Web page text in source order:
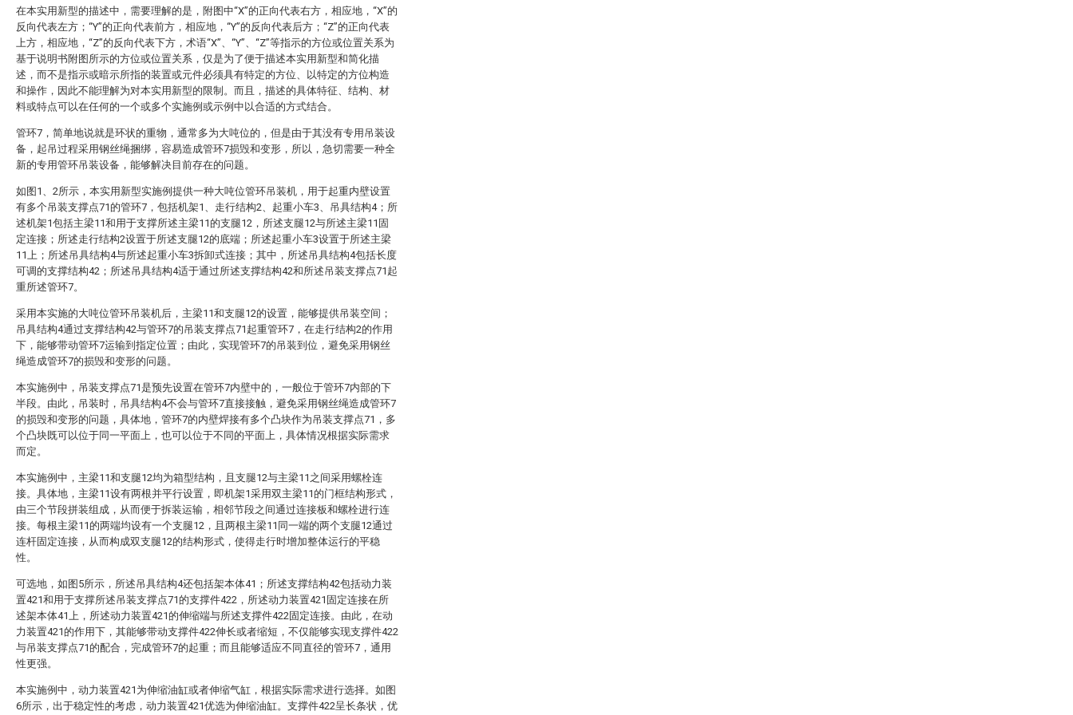
在本实用新型的描述中，需要理解的是，附图中“X”的正向代表右方，相应地，“X”的
反向代表左方；“Y”的正向代表前方，相应地，“Y”的反向代表后方；“Z”的正向代表
上方，相应地，“Z”的反向代表下方，术语“X”、“Y”、“Z”等指示的方位或位置关系为
基于说明书附图所示的方位或位置关系，仅是为了便于描述本实用新型和简化描
述，而不是指示或暗示所指的装置或元件必须具有特定的方位、以特定的方位构造
和操作，因此不能理解为对本实用新型的限制。而且，描述的具体特征、结构、材
料或特点可以在任何的一个或多个实施例或示例中以合适的方式结合。
管环7，简单地说就是环状的重物，通常多为大吨位的，但是由于其没有专用吊装设
备，起吊过程采用钢丝绳捆绑，容易造成管环7损毁和变形，所以，急切需要一种全
新的专用管环吊装设备，能够解决目前存在的问题。
如图1、2所示，本实用新型实施例提供一种大吨位管环吊装机，用于起重内壁设置
有多个吊装支撑点71的管环7，包括机架1、走行结构2、起重小车3、吊具结构4；所
述机架1包括主梁11和用于支撑所述主梁11的支腿12，所述支腿12与所述主梁11固
定连接；所述走行结构2设置于所述支腿12的底端；所述起重小车3设置于所述主梁
11上；所述吊具结构4与所述起重小车3拆卸式连接；其中，所述吊具结构4包括长度
可调的支撑结构42；所述吊具结构4适于通过所述支撑结构42和所述吊装支撑点71起
重所述管环7。
采用本实施的大吨位管环吊装机后，主梁11和支腿12的设置，能够提供吊装空间；
吊具结构4通过支撑结构42与管环7的吊装支撑点71起重管环7，在走行结构2的作用
下，能够带动管环7运输到指定位置；由此，实现管环7的吊装到位，避免采用钢丝
绳造成管环7的损毁和变形的问题。
本实施例中，吊装支撑点71是预先设置在管环7内壁中的，一般位于管环7内部的下
半段。由此，吊装时，吊具结构4不会与管环7直接接触，避免采用钢丝绳造成管环7
的损毁和变形的问题，具体地，管环7的内壁焊接有多个凸块作为吊装支撑点71，多
个凸块既可以位于同一平面上，也可以位于不同的平面上，具体情况根据实际需求
而定。
本实施例中，主梁11和支腿12均为箱型结构，且支腿12与主梁11之间采用螺栓连
接。具体地，主梁11设有两根并平行设置，即机架1采用双主梁11的门框结构形式，
由三个节段拼装组成，从而便于拆装运输，相邻节段之间通过连接板和螺栓进行连
接。每根主梁11的两端均设有一个支腿12，且两根主梁11同一端的两个支腿12通过
连杆固定连接，从而构成双支腿12的结构形式，使得走行时增加整体运行的平稳
性。
可选地，如图5所示，所述吊具结构4还包括架本体41；所述支撑结构42包括动力装
置421和用于支撑所述吊装支撑点71的支撑件422，所述动力装置421固定连接在所
述架本体41上，所述动力装置421的伸缩端与所述支撑件422固定连接。由此，在动
力装置421的作用下，其能够带动支撑件422伸长或者缩短，不仅能够实现支撑件422
与吊装支撑点71的配合，完成管环7的起重；而且能够适应不同直径的管环7，通用
性更强。
本实施例中，动力装置421为伸缩油缸或者伸缩气缸，根据实际需求进行选择。如图
6所示，出于稳定性的考虑，动力装置421优选为伸缩油缸。支撑件422呈长条状，优